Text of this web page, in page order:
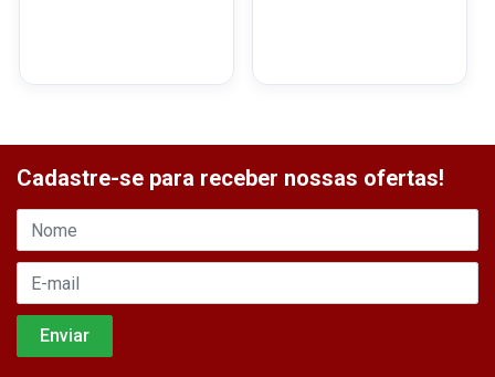
Cadastre-se para receber nossas ofertas!